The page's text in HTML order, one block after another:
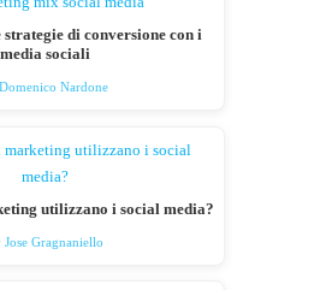
di conversione con i
media sociali
Domenico Nardone
utilizzano i social media?
Jose Gragnaniello